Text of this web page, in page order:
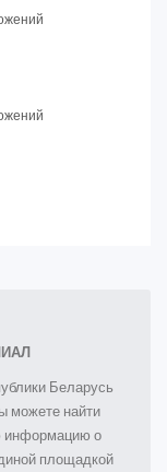
Беларусь
можете найти
информацию о
площадкой